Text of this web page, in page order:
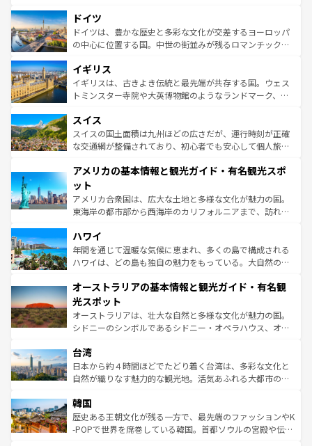
せる。地方によって風土や気候が異なるスペインはその個
性で訪れる人を魅了する。 なお、新着のスペイン情報は コ
ンテンツ一覧を参照してほしい。
で、幅広い魅力が詰まっている。華麗な宮殿、歴史的な大
聖堂、美しいビーチ、そして豊かな自然が、訪れる者を心
から魅了する。また、フランスは美食の国としても知ら
いる。シャンパンの発祥地であるランス、プロヴァンスの
香り高いラベンダー畑など、多彩な楽しみ方が可能だ。さ
らに、パリ以外の地域にも魅力が溢れており、どの街角に
れる地方に足を運ぶとそれぞれで全く異なる文化を体験で
きるだろう。 なお、新着のフランス情報はコンテンツ一覧
を参照してほしい。
ドイツ
ドイツは、豊かな歴史と多彩な文化が交差するヨーロッパ
の中心に位置する国。中世の街並みが残るロマンチック街
顔を持つこの国は、どこを歩いても飽きることがない。ベ
ルリンの文化的活気、バイエルン州のアルプスの絶景、そ
してライン川沿いのワイン畑といった風景は必見。ビール
は、お酒好きな人にはぜひ体験してほしい。 なお、新着の
ドイツ情報はコンテンツ一覧を参照してほしい。
イギリス
イギリスは、古きよき伝統と最先端が共存する国。ウェス
トミンスター寺院や大英博物館のようなランドマーク、歴
リアごとに異なる魅力がある。また、優雅なアフタヌーン
ティー、ビール好きにはたまらない英国パブ、サッカー観
戦など、本場だからこそできる体験も豊富。イギリスを旅
ンツ一覧を参照してほしい。
スイス
スイスの国土面積は九州ほどの広さだが、運行時刻が正確
な交通網が整備されており、初心者でも安心して個人旅行
の建物がそのまま残る町や、スイスならではのユニークな
博物館もあり、アルプス観光だけでなく町歩きも満喫する
ことができる。国民の所得が高いため物価も高いが、旅行
者向けの交通パス提供のサービスもあり、うまく活用すれ
着のスイス情報は
アメリカの基本情報と観光ガイド・有名観光スポ
ット
アメリカ合衆国は、広大な土地と多様な文化が魅力の国。
東海岸の都市部から西海岸のカリフォルニアまで、訪れる
のような巨大都市は、観光、ショッピング、エンターテイ
ンメントが詰まった刺激的なスポットだ。一方、アメリカ
西部には大自然が広がり、グランドキャニオンやイエロー
部のニューオーリンズでは、音楽と美食が融合した独特の
文化が魅力。旅行者はアメリカの各地域で異なる魅力を楽
しみながら、その多様性と豊かな歴史を感じることができ
るだろう。車でのロードトリップや列車の旅も、アメリカ
情報は
ハワイ
年間を通じて温暖な気候に恵まれ、多くの島で構成される
ハワイは、どの島も独自の魅力をもっている。大自然の神
ワイ島は見逃せない。また、定番の観光地といえばオアフ
島だが、静かな自然を求めるならマウイ島やカウアイ島が
おすすめ。エメラルドグリーンに輝く海をはじめ、豊かな
文化や歴史が息づいている。「アロハスピリット」と呼ば
人々、おいしいローカルフードやハワイアンミュージッ
ク、伝統的なフラダンスなど、すべてがハワイの魅力を彩
っている。訪れるたびに新しい発見と感動が待っているハ
はコンテンツ一覧
オーストラリアの基本情報と観光ガイド・有名観
光スポット
オーストラリアは、壮大な自然と多様な文化が魅力の国。
シドニーのシンボルであるシドニー・オペラハウス、オー
リアリーフや大陸中央部にそびえるウルル（エアーズロッ
ク）、タスマニアの美しい原生林やケアンズの熱帯雨林な
ど、見どころがたくさん。また、カフェやワイン、オージ
いる。アクティビティも充実しており、サーフィンやダイ
ビング、ハイキングなど、アウトドア好きにはたまらな
い。オーストラリアの多彩な魅力を存分に味わいつくそ
台湾
日本から約４時間ほどでたどり着く台湾は、多彩な文化と
自然が織りなす魅力的な観光地。活気あふれる大都市の台
ン）、静ひつな山岳地帯である台湾東部など、都市の喧騒
と山間の静けさが共存しており、訪れる人に新しい発見と
驚きをもたらしてくれる。また、奥深い台湾の食文化も魅
韓国
歴史ある王朝文化が残る一方で、最先端のファッションやK
-POPで世界を席巻している韓国。首都ソウルの宮殿や伝統